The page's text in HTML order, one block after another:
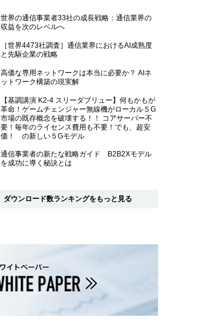
世界の通信事業者33社の成長戦略：通信業界の
収益を次のレベルへ
［世界4473社調査］通信業界におけるAI成熟度
と先駆企業の戦略
高価な専用ネットワークは本当に必要か？ AIネ
ットワーク構築の現実解
【基調講演 K2-4 スリーダブリュー】何もかもが
革命！ゲームチェンジャー無線機がローカル５G
市場の既存概念を破壊する！！ コアサーバー不
要！毎年のライセンス費用も不要！でも、超安
価！ の新しい５Gモデル
通信事業者の新たな戦略ガイド B2B2Xモデル
を成功に導く秘訣とは
ダウンロード数ランキングをもっと見る